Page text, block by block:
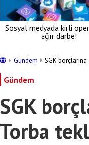
Sosyal medyada kirli
ağır darbe!
Gündem SGK
Gündem
SGK
Torba